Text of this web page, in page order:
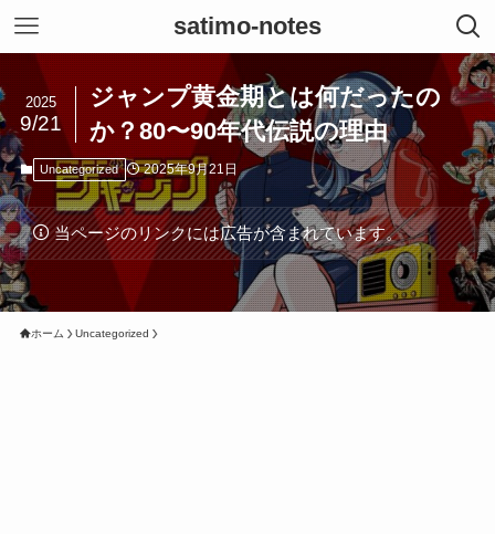
satimo-notes
ジャンプ黄金期とは何だったの
か？80〜90年代伝説の理由
2025
9/21
Uncategorized 2025年9月21日
当ページのリンクには広告が含まれています。
ホーム Uncategorized